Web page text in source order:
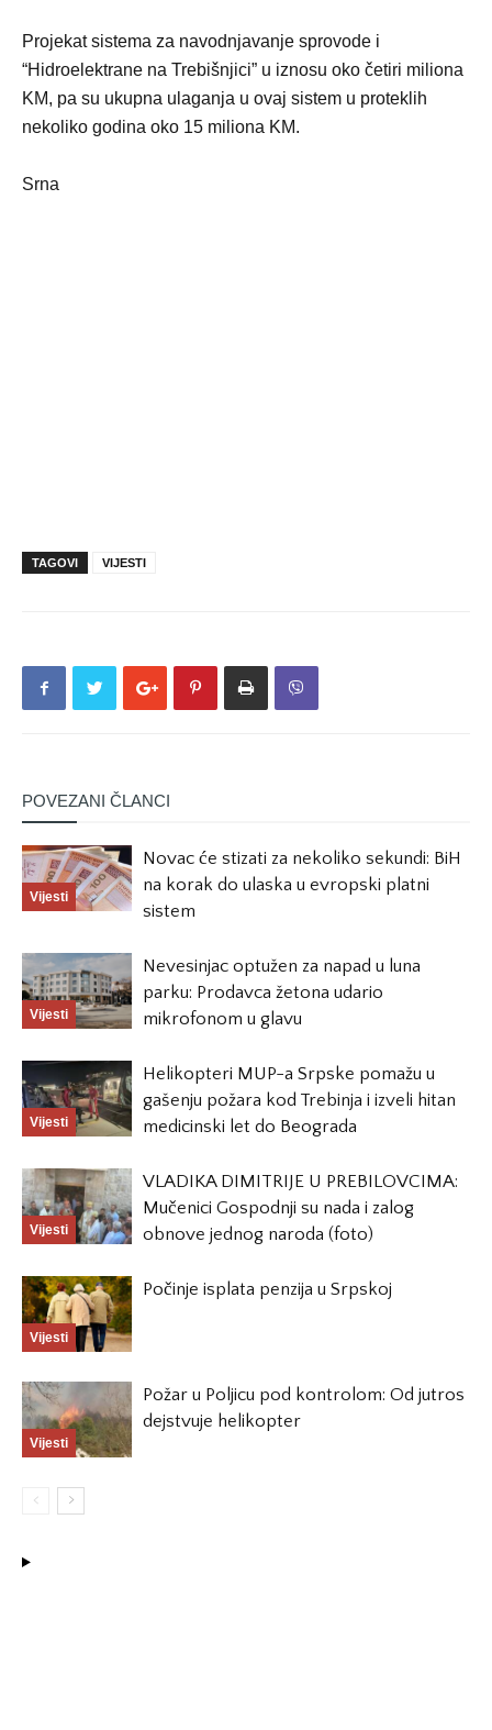
Projekat sistema za navodnjavanje sprovode i
“Hidroelektrane na Trebišnjici” u iznosu oko četiri miliona
KM, pa su ukupna ulaganja u ovaj sistem u proteklih
nekoliko godina oko 15 miliona KM.
Srna
TAGOVI VIJESTI
POVEZANI ČLANCI
Vijesti
Novac će stizati za nekoliko sekundi: BiH
na korak do ulaska u evropski platni
sistem
Vijesti
Nevesinjac optužen za napad u luna
parku: Prodavca žetona udario
mikrofonom u glavu
Vijesti
Helikopteri MUP-a Srpske pomažu u
gašenju požara kod Trebinja i izveli hitan
medicinski let do Beograda
Vijesti
VLADIKA DIMITRIJE U PREBILOVCIMA:
Mučenici Gospodnji su nada i zalog
obnove jednog naroda (foto)
Vijesti
Počinje isplata penzija u Srpskoj
Vijesti
Požar u Poljicu pod kontrolom: Od jutros
dejstvuje helikopter